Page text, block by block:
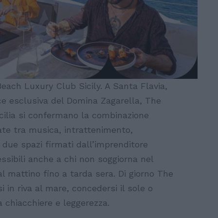
Luxury Club Sicily. A Santa Flavia,
esclusiva del Domina Zagarella, The
si confermano la combinazione
tra musica, intrattenimento,
spazi firmati dall’imprenditore
anche a chi non soggiorna nel
mattino fino a tarda sera. Di giorno The
in riva al mare, concedersi il sole o
e leggerezza.